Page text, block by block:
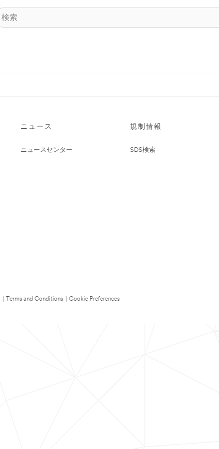
ニュース
ニュースセンター
規制情報
SDS検索
Terms and Conditions
Cookie Preferences